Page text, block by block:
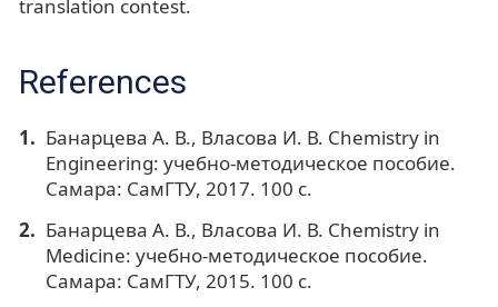
translation contest.
References
Банарцева А. В., Власова И. В. Chemistry in
Engineering: учебно-методическое пособие.
Самара: СамГТУ, 2017. 100 с.
Банарцева А. В., Власова И. В. Chemistry in
Medicine: учебно-методическое пособие.
Самара: СамГТУ, 2015. 100 с.